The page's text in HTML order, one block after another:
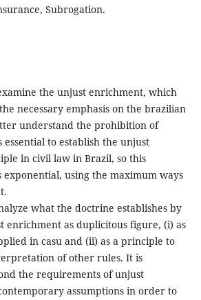
Subrogation.
the unjust enrichment, which
necessary emphasis on the brazilian
understand the prohibition of
to establish the unjust
in civil law in Brazil, so this
exponential, using the maximum ways
what the doctrine establishes by
enrichment as duplicitous figure, (i) as
in casu and (ii) as a principle to
of other rules. It is
the requirements of unjust
assumptions in order to